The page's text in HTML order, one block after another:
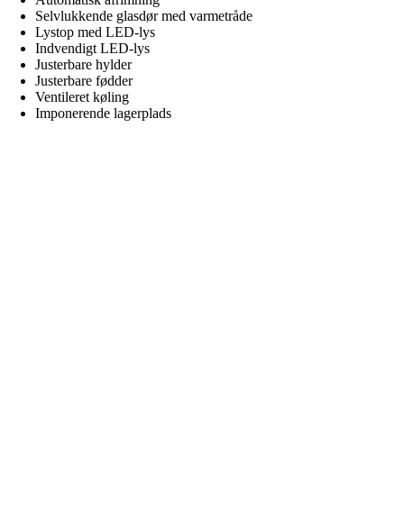
Selvlukkende glasdør med varmetråde
Lystop med LED-lys
Indvendigt LED-lys
Justerbare hylder
Justerbare fødder
Ventileret køling
Imponerende lagerplads